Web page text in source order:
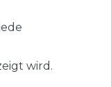
wird.